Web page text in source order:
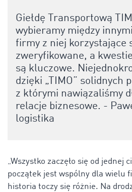
Giełdę Transportową
wybieramy między
firmy z niej korzystające
zweryfikowane, a
są kluczowe.
dzięki „TIMO” solidnych
z którymi nawiązaliśmy
relacje biznesowe. -
logistika
„Wszystko zaczęło się od jednej
początek jest wspólny dla wielu
historia toczy się różnie. Na